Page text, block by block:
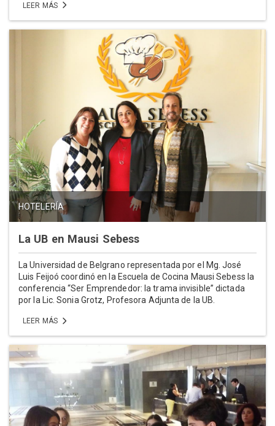
LEER MÁS
HOTELERÍA
La UB en Mausi Sebess
La Universidad de Belgrano representada por el Mg. José
Luis Feijoó coordinó en la Escuela de Cocina Mausi Sebess la
conferencia “Ser Emprendedor: la trama invisible” dictada
por la Lic. Sonia Grotz, Profesora Adjunta de la UB.
LEER MÁS